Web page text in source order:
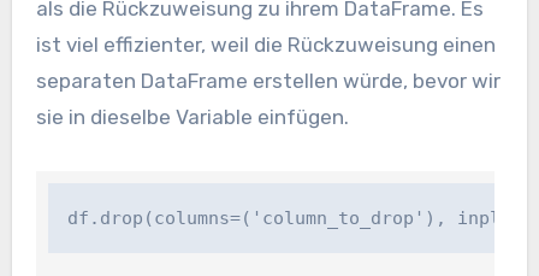
als die Rückzuweisung zu ihrem DataFrame. Es
ist viel effizienter, weil die Rückzuweisung einen
separaten DataFrame erstellen würde, bevor wir
sie in dieselbe Variable einfügen.
df.drop(columns=('column_to_drop'),